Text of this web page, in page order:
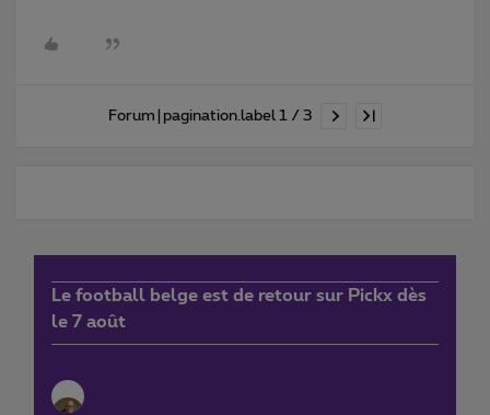
Forum|pagination.label 1 / 3
Le football belge est de retour sur Pickx dès
le 7 août